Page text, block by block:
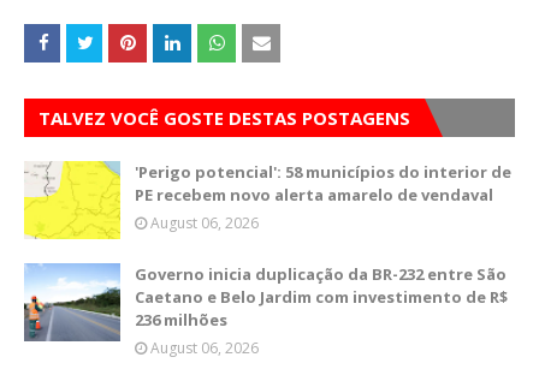
TALVEZ VOCÊ GOSTE DESTAS POSTAGENS
'Perigo potencial': 58 municípios do interior de
PE recebem novo alerta amarelo de vendaval
August 06, 2026
Governo inicia duplicação da BR-232 entre São
Caetano e Belo Jardim com investimento de R$
236 milhões
August 06, 2026